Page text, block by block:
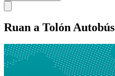
Ruan a Tolón Autobús